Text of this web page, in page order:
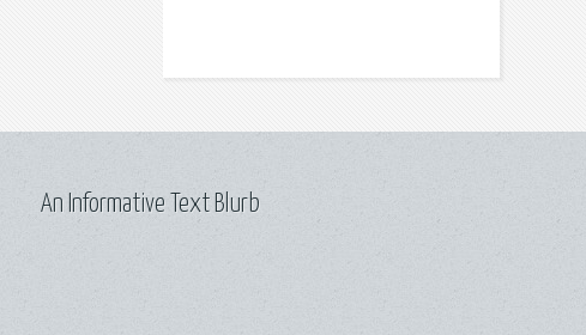
An Informative Text Blurb